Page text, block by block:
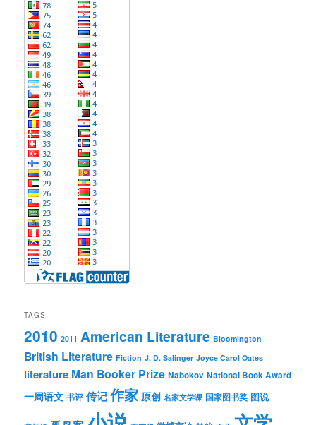
TAGS
2010 2011 American Literature Bloomington
British Literature Fiction J. D. Salinger Joyce Carol Oates
literature Man Booker Prize Nabokov National Book Award
一周语文 书评 传记作家 原创 名家文学课 国家图书奖 图说